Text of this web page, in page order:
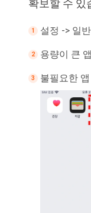
확보할 수 있
설정 -> 일
용량이 큰
불필요한 앱